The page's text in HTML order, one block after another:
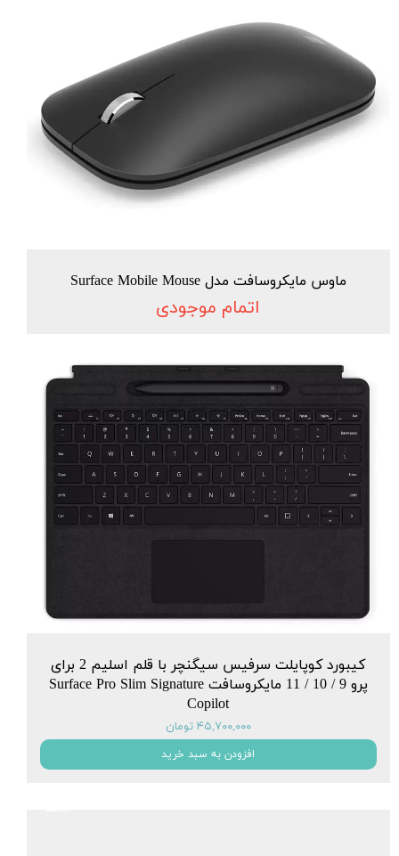
ماوس مایکروسافت مدل Surface Mobile Mouse
اتمام موجودی
کیبورد کوپایلت سرفیس سیگنچر با قلم اسلیم 2 برای
پرو 9 / 10 / 11 مایکروسافت Surface Pro Slim Signature
Copilot
۴۵,۷۰۰,۰۰۰ تومان
افزودن به سبد خرید